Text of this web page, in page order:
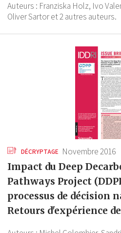
Auteurs : Franziska Holz, Ivo
Oliver Sartoret 2 autres auteurs.
DÉCRYPTAGE Novembre 2016
Impact du Deep
Pathways Project
processus de décision
Retours d'expérience